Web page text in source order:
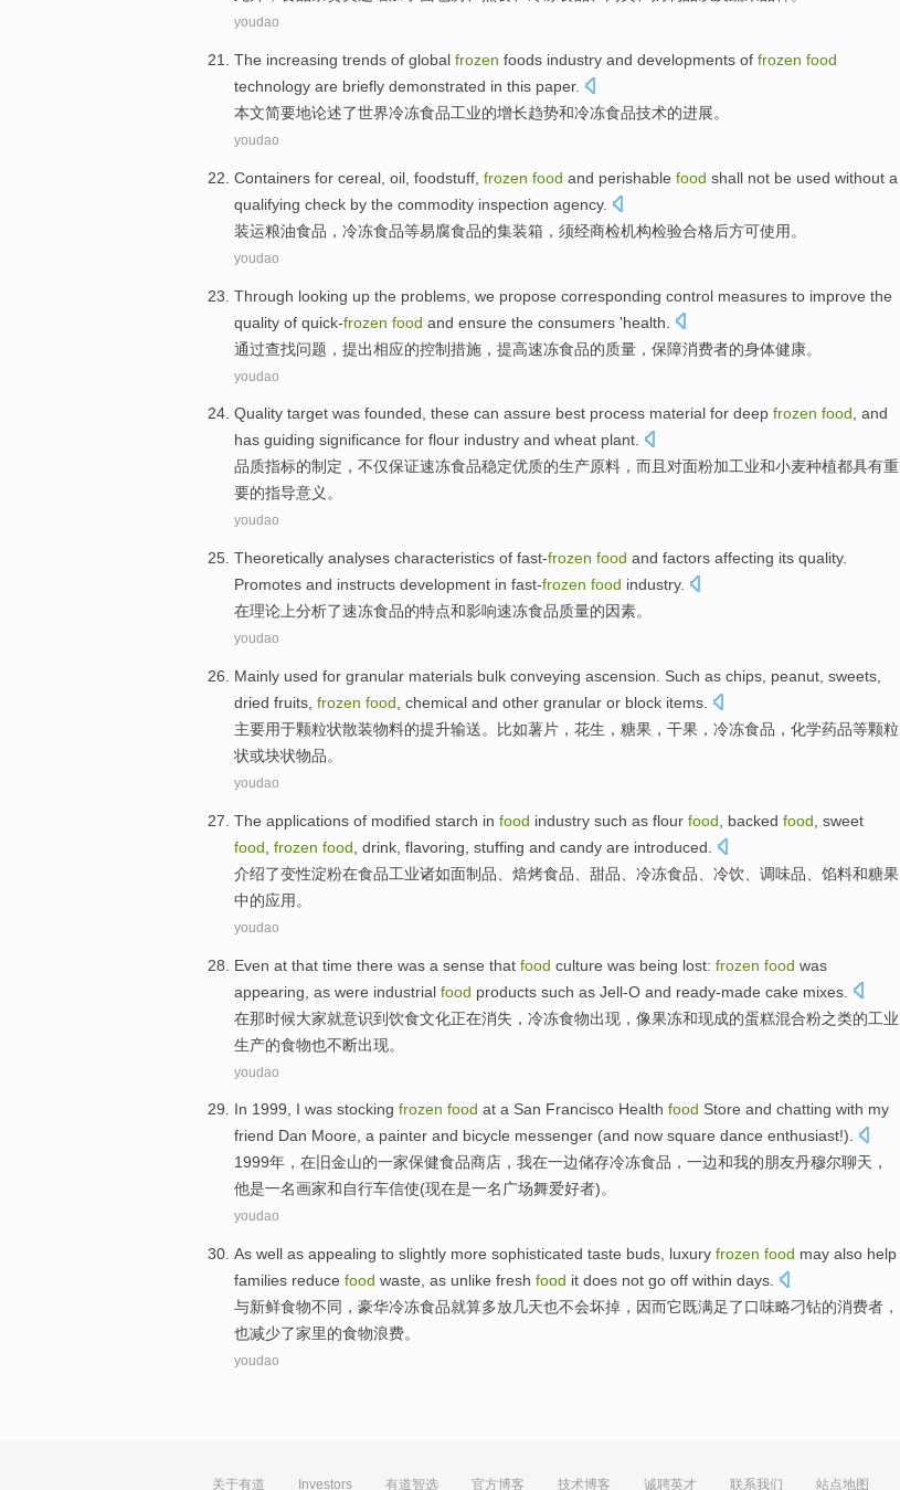
youdao
The increasing trends of global frozen foods industry and developments of frozen food
technology are briefly demonstrated in this paper.
本文简要地论述了世界冷冻食品工业的增长趋势和冷冻食品技术的进展。
youdao
Containers for cereal , oil, foodstuff, frozen food and perishable food shall not be used without a
qualifying check by the commodity inspection agency.
装运粮油食品 ， 冷冻食品等易腐食品的集装箱， 须经商检机构检验合格后方可使用 。
youdao
Through looking up the problems we propose corresponding control measures to improve the
quality of quick-frozen food and ensure the consumers 'health
通过查找问题 ， 提出相应的控制措施 ， 提高速冻食品的质量 ， 保障消费者的身体健康。
youdao
Quality target was founded, these can assure best process material for deep frozen food, and
has guiding significance for flour industry and wheat plant.
品质指标的制定，不仅保证速冻食品稳定优质的生产原料 ， 而且 对面粉加工业和小麦种植都具有重
要的指导意义。
youdao
Theoretically analyses characteristics of fast-frozen food and factors affecting its quality.
Promotes and instructs development in fast-frozen food industry.
在理论上分析了速冻食品的特点和影响速冻食品质量的因素。
youdao
Mainly used for granular materials bulk conveying ascension Such as chips peanut sweets
dried fruits frozen food chemical and other granular or block items
主要用于颗粒状散装物料的提升输送。 比如薯片 ， 花生 ， 糖果 ， 干果 ， 冷冻食品 ， 化学药品等颗粒
状或块状物品。
youdao
The applications of modified starch in food industry such as flour food , backed food sweet
food frozen food drink , flavoring, stuffing and candy are introduced
介绍了变性淀粉在食品工业诸如面制品 、焙烤食品、 甜品 冷冻食品、 冷饮 调味品 馅料和糖果
中的应用 。
youdao
Even at that time there was a sense that food culture was being lost: frozen food was
appearing as were industrial food products such as Jell-O and ready-made cake mixes
在那时候大家就意识到饮食文化正在消失 ， 冷冻食物出现 ， 像果冻和现成的蛋糕混合粉之类的工业
生产的食物也不断出现。
youdao
In 1999, I was stocking frozen food at a San Francisco Health food Store and chatting with my
friend Dan Moore, a painter and bicycle messenger (and now square dance enthusiast!).
1999年， 在 旧金山的一家保健食品商店 ， 我在一边储存冷冻食品，一边和我的朋友丹穆尔聊天 ，
他是一名画家和自行车信使(现在是一名广场舞爱好者)。
youdao
As well as appealing to slightly more sophisticated taste buds luxury frozen food may also help
families reduce food waste , as unlike fresh food it does not go off within days
与新鲜食物不同 ， 豪华冷冻食品就算多放几天也不会坏掉，因而它既满足了口味略刁钻的消费者，
也减少了家里的食物浪费。
youdao
关于有道 Investors 有道智选 官方博客 技术博客 诚聘英才 联系我们 站点地图